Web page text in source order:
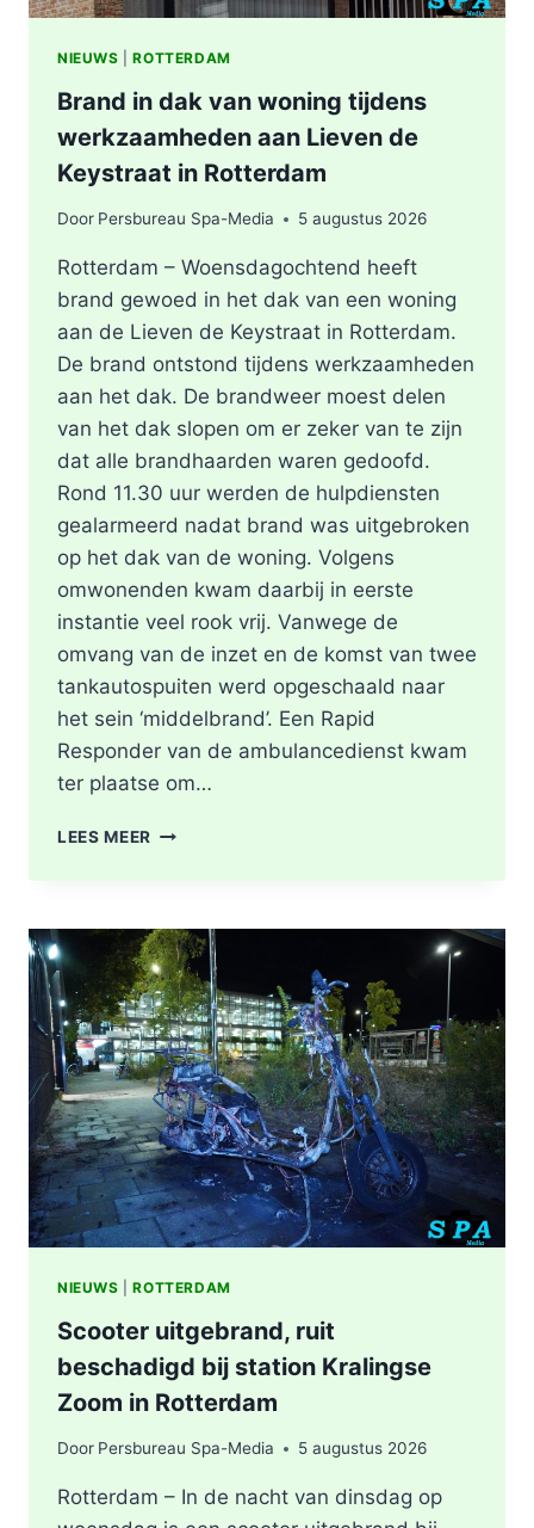
NIEUWS |ROTTERDAM
Brand in dak van woning tijdens
werkzaamheden aan Lieven de
Keystraat in Rotterdam
Door Persbureau Spa-Media 5 augustus 2026
Rotterdam – Woensdagochtend heeft
brand gewoed in het dak van een woning
aan de Lieven de Keystraat in Rotterdam.
De brand ontstond tijdens werkzaamheden
aan het dak. De brandweer moest delen
van het dak slopen om er zeker van te zijn
dat alle brandhaarden waren gedoofd.
Rond 11.30 uur werden de hulpdiensten
gealarmeerd nadat brand was uitgebroken
op het dak van de woning. Volgens
omwonenden kwam daarbij in eerste
instantie veel rook vrij. Vanwege de
omvang van de inzet en de komst van twee
tankautospuiten werd opgeschaald naar
het sein ‘middelbrand’. Een Rapid
Responder van de ambulancedienst kwam
ter plaatse om…
LEES MEER BRAND
WONING
TIJDENS
WERKZAAMHEDEN
AAN
LIEVEN
DE
KEYSTRAAT
IN
ROTTERDAM
NIEUWS |ROTTERDAM
Scooter uitgebrand, ruit
beschadigd bij station Kralingse
Zoom in Rotterdam
Door Persbureau Spa-Media 5 augustus 2026
Rotterdam – In de nacht van dinsdag op